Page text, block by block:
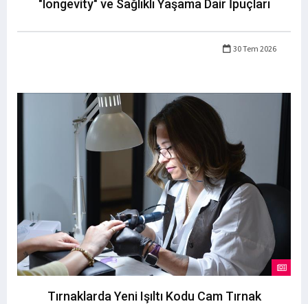
"longevity" ve Sağlıklı Yaşama Dair İpuçları
30 Tem 2026
Tırnaklarda Yeni Işıltı Kodu Cam Tırnak